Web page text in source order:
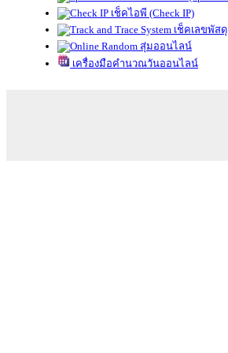
เช็คไอพี (Check IP)
เช็คเลขพัสดุ
สุ่มออนไลน์
เครื่องมือคำนวณวันออนไลน์